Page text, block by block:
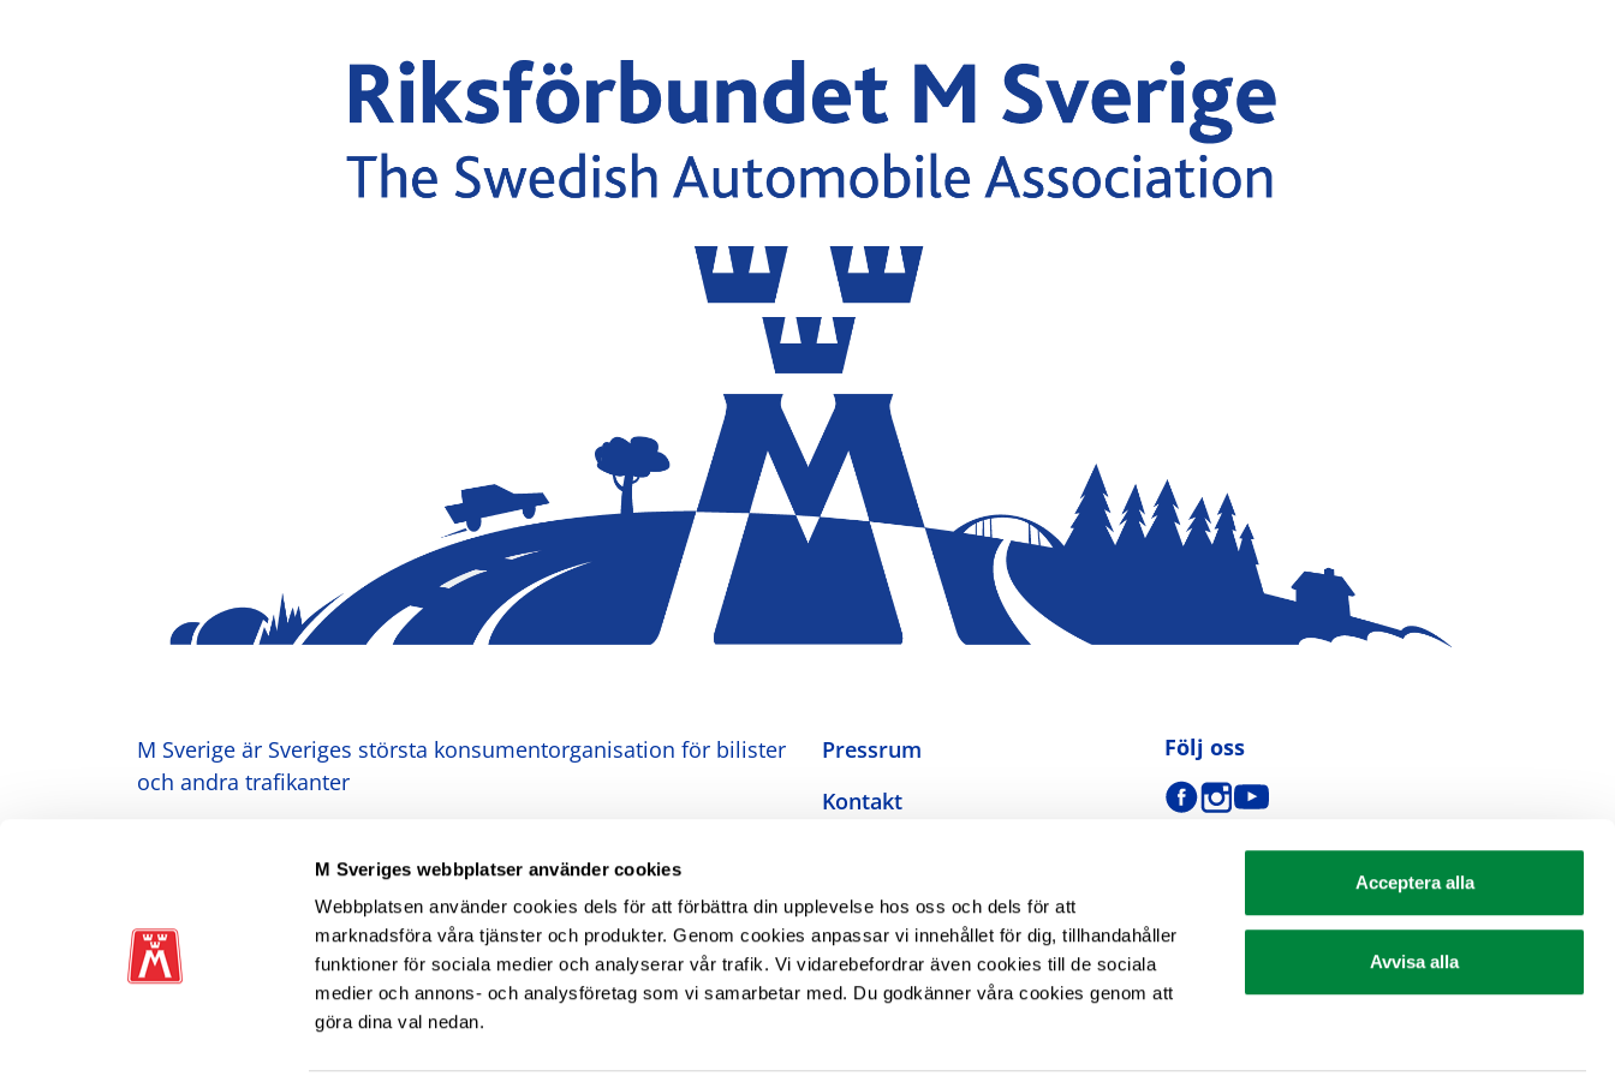
M Sveriges webbplatser använder cookies
Webbplatsen använder cookies dels för att förbättra din upplevelse hos oss och dels för att
marknadsföra våra tjänster och produkter. Genom cookies anpassar vi innehållet för dig, tillhandahåller
funktioner för sociala medier och analyserar vår trafik. Vi vidarebefordrar även cookies till de sociala
medier och annons- och analysföretag som vi samarbetar med. Du godkänner våra cookies genom att
göra dina val nedan.
Acceptera alla
Avvisa alla
M Sverige är Sveriges största konsumentorganisation för bilister
och andra trafikanter
Pressrum
Kontakt
Integritetspolicy
Inställningar för cookies
Tillgänglighetsredogörelse
Följ oss